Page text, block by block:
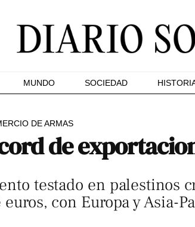
MUNDO SOCIEDAD
DE ARMAS
de
testado en palestinos
con Europa y Asia-